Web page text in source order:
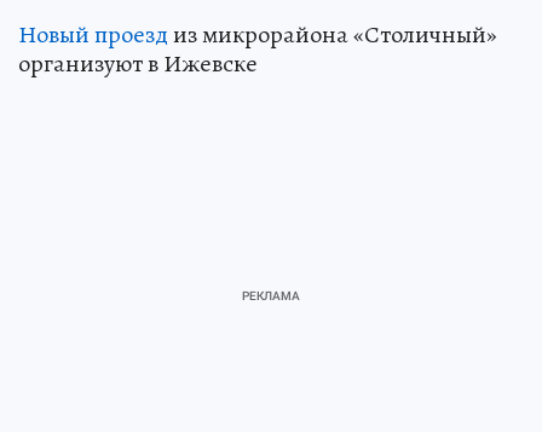
Новый проездиз микрорайона «Столичный»
организуют в Ижевске